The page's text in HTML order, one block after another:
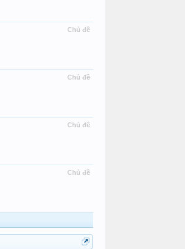
Chủ đề
Chủ đề
Chủ đề
Chủ đề